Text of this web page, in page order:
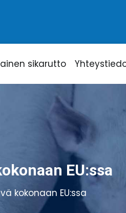
sikarutto
EU:ssa
kokonaan EU:ssa